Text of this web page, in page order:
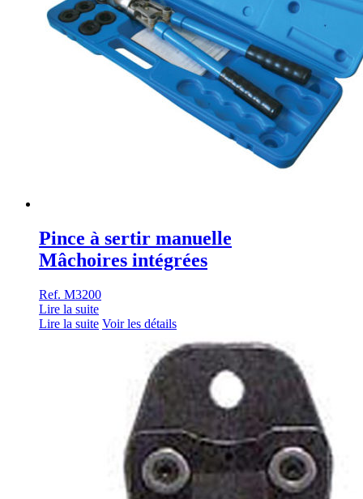
Pince à sertir manuelle
Mâchoires intégrées
Ref. M3200
Lire la suite
Lire la suite Voir les détails